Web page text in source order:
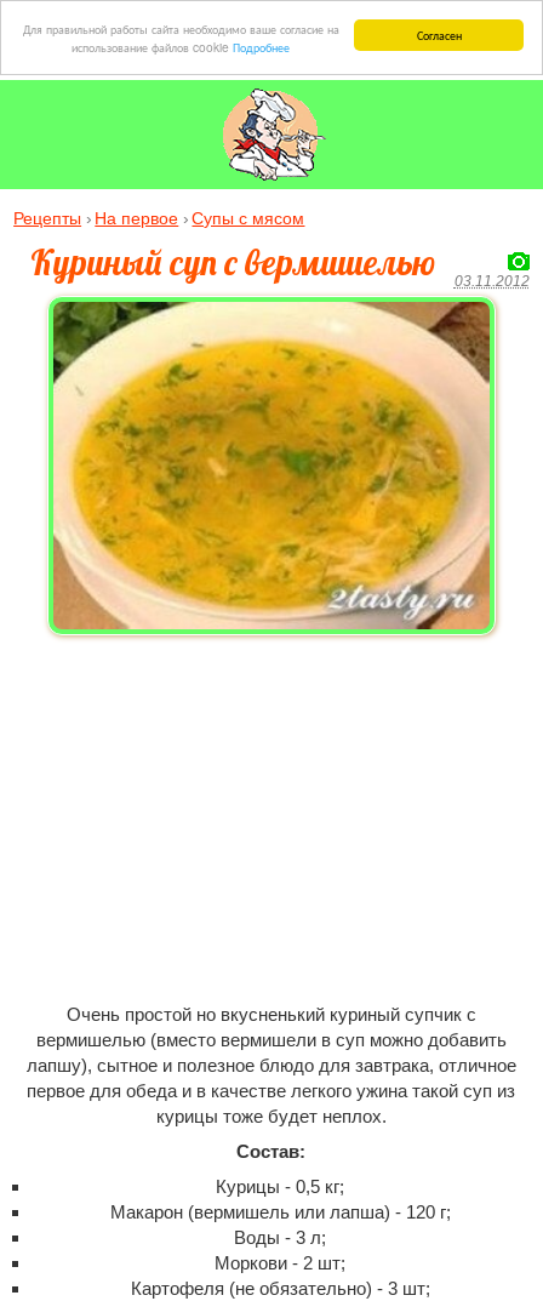
Согласен
Для правильной работы сайта необходимо ваше согласие на
использование файлов cookie Подробнее
Рецепты На первое Супы с мясом
Куриный суп с вермишелью 03.11.2012
Очень простой но вкусненький куриный супчик с
вермишелью (вместо вермишели в суп можно добавить
лапшу), сытное и полезное блюдо для завтрака, отличное
первое для обеда и в качестве легкого ужина такой суп из
курицы тоже будет неплох.
Состав:
Курицы - 0,5 кг;
Макарон (вермишель или лапша) - 120 г;
Воды - 3 л;
Моркови - 2 шт;
Картофеля (не обязательно) - 3 шт;